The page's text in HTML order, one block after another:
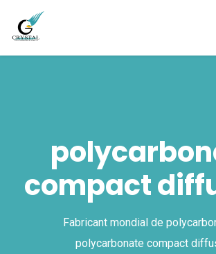
compact
Fabricant mondial de
polycarbonate compact